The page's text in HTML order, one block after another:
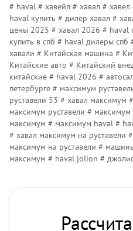
# haval # хавейл # хавал #
haval купить # дилер хавал #
цены 2025 # хавал 2026 # haval
купить в спб # haval дилеры спб
хавали # Китайская машина #
Китайские авто # Китайский
китайские # haval 2026 #
петербурге # максимум
руставели 53 # хавал максимум
максимум руставели # максимум
максимум # максимум haval #
# хавал максимум на руставели
максимум на руставели #
максимум # haval jolion #